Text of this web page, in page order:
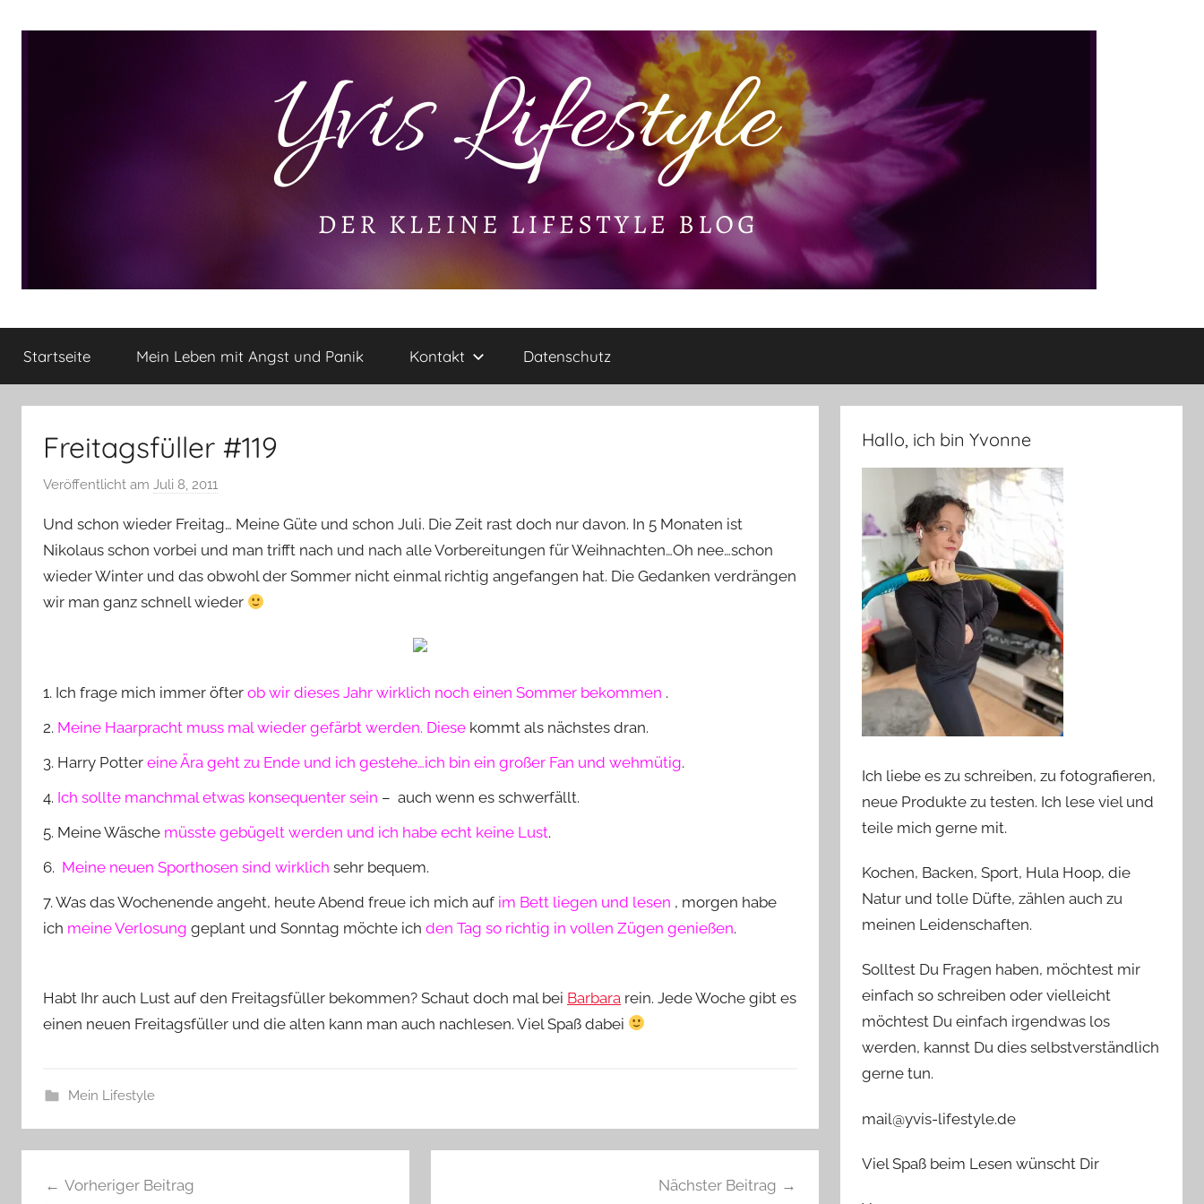
Yvis
Lifestyle
kleine
Lifestyle
Rezensionen,
vieles
mehr
Startseite Mein Leben mit Angst und Panik Kontakt Datenschutz
Freitagsfüller #119
Veröffentlicht am Juli 8, 2011
n
Y
v
o
Und schon wieder Freitag… Meine Güte und schon Juli. Die Zeit rast doch nur davon. In 5 Monaten ist
Nikolaus schon vorbei und man trifft nach und nach alle Vorbereitungen für Weihnachten…Oh nee…schon
wieder Winter und das obwohl der Sommer nicht einmal richtig angefangen hat. Die Gedanken verdrängen
wir man ganz schnell wieder
1. Ich frage mich immer öfter ob wir dieses Jahr wirklich noch einen Sommer bekommen .
2. Meine Haarpracht muss mal wieder gefärbt werden. Diese kommt als nächstes dran.
3. Harry Potter eine Ära geht zu Ende und ich gestehe…ich bin ein großer Fan und wehmütig.
4. Ich sollte manchmal etwas konsequenter sein – auch wenn es schwerfällt.
5. Meine Wäsche müsste gebügelt werden und ich habe echt keine Lust.
6. Meine neuen Sporthosen sind wirklich sehr bequem.
7. Was das Wochenende angeht, heute Abend freue ich mich auf im Bett liegen und lesen , morgen habe
ich meine Verlosung geplant und Sonntag möchte ich den Tag so richtig in vollen Zügen genießen.
Habt Ihr auch Lust auf den Freitagsfüller bekommen? Schaut doch mal bei Barbara rein. Jede Woche gibt es
einen neuen Freitagsfüller und die alten kann man auch nachlesen. Viel Spaß dabei
Mein Lifestyle
Vorheriger Beitrag Nächster Beitrag
Hallo, ich bin Yvonne
Ich liebe es zu schreiben, zu fotografieren,
neue Produkte zu testen. Ich lese viel und
teile mich gerne mit.
Kochen, Backen, Sport, Hula Hoop, die
Natur und tolle Düfte, zählen auch zu
meinen Leidenschaften.
Solltest Du Fragen haben, möchtest mir
einfach so schreiben oder vielleicht
möchtest Du einfach irgendwas los
werden, kannst Du dies selbstverständlich
gerne tun.
mail@yvis-lifestyle.de
Viel Spaß beim Lesen wünscht Dir